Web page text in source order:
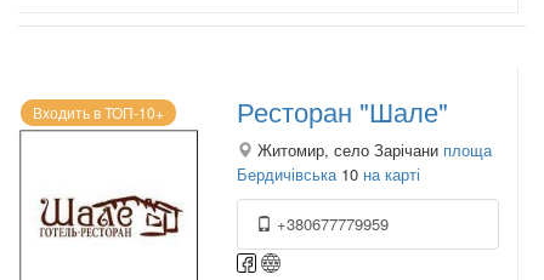
Входить в ТОП-10+ Ресторан "Шале"
Житомир, село Зарічани площа
Бердичівська 10 на карті
+380677779959